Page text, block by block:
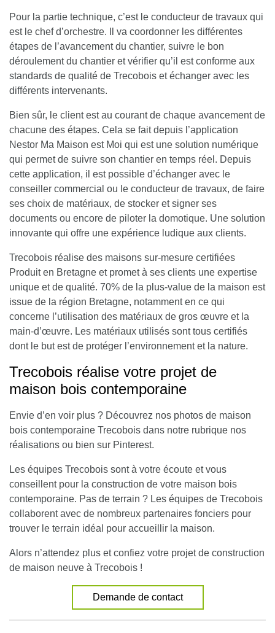
Pour la partie technique, c’est le conducteur de travaux qui
est le chef d’orchestre. Il va coordonner les différentes
étapes de l’avancement du chantier, suivre le bon
déroulement du chantier et vérifier qu’il est conforme aux
standards de qualité de Trecobois et échanger avec les
différents intervenants.
Bien sûr, le client est au courant de chaque avancement de
chacune des étapes. Cela se fait depuis l’application
Nestor Ma Maison est Moi qui est une solution numérique
qui permet de suivre son chantier en temps réel. Depuis
cette application, il est possible d’échanger avec le
conseiller commercial ou le conducteur de travaux, de faire
ses choix de matériaux, de stocker et signer ses
documents ou encore de piloter la domotique. Une solution
innovante qui offre une expérience ludique aux clients.
Trecobois réalise des maisons sur-mesure certifiées
Produit en Bretagne et promet à ses clients une expertise
unique et de qualité. 70% de la plus-value de la maison est
issue de la région Bretagne, notamment en ce qui
concerne l’utilisation des matériaux de gros œuvre et la
main-d’œuvre. Les matériaux utilisés sont tous certifiés
dont le but est de protéger l’environnement et la nature.
Trecobois réalise votre projet de
maison bois contemporaine
Envie d’en voir plus ? Découvrez nos photos de maison
bois contemporaine Trecobois dans notre rubrique nos
réalisations ou bien sur Pinterest.
Les équipes Trecobois sont à votre écoute et vous
conseillent pour la construction de votre maison bois
contemporaine. Pas de terrain ? Les équipes de Trecobois
collaborent avec de nombreux partenaires fonciers pour
trouver le terrain idéal pour accueillir la maison.
Alors n’attendez plus et confiez votre projet de construction
de maison neuve à Trecobois !
Demande de contact